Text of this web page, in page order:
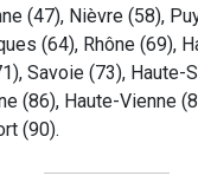
(47), Nièvre (58),
(64), Rhône (69),
Savoie (73), Haute-
(86), Haute-Vienne
(90).